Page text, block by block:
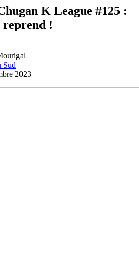
K League #125 :
reprend !
Sud
2023